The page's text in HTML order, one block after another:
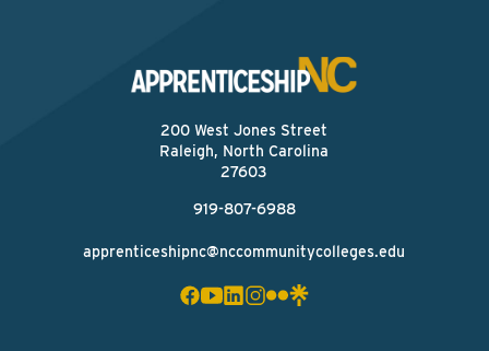
200 West Jones Street
Raleigh, North Carolina
27603
919-807-6988
apprenticeshipnc@nccommunitycolleges.edu